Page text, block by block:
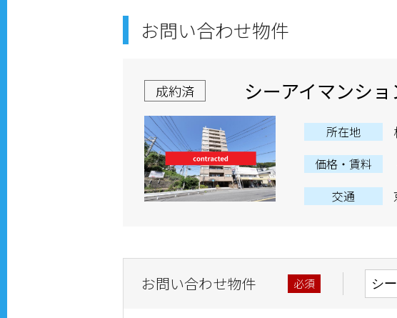
お問い合わせ物件
成約済 シーアイマンシ
所在地
価格・賃料
交通
お問い合わせ物件 必須